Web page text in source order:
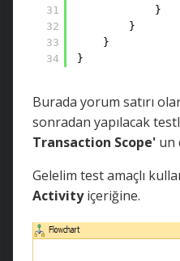
31
32
33
34
}
}
}
}
Burada yorum satırı
sonradan yapılacak
Transaction Scope' un
Gelelim test amaçlı
Activityiçeriğine.